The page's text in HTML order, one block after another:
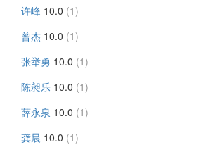
许峰 10.0 (1)
曾杰 10.0 (1)
张举勇 10.0 (1)
陈昶乐 10.0 (1)
薛永泉 10.0 (1)
龚晨 10.0 (1)